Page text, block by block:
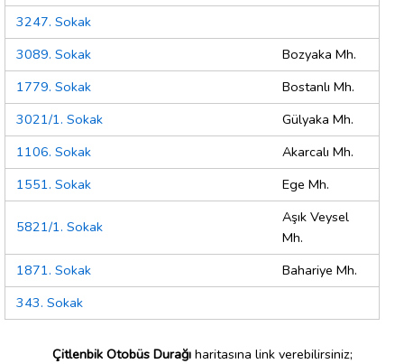
3247. Sokak
3089. Sokak
Bozyaka Mh.
1779. Sokak
Bostanlı Mh.
3021/1. Sokak
Gülyaka Mh.
1106. Sokak
Akarcalı Mh.
1551. Sokak
Ege Mh.
5821/1. Sokak
Aşık Veysel
Mh.
1871. Sokak
Bahariye Mh.
343. Sokak
Çitlenbik Otobüs Durağıharitasına link verebilirsiniz;